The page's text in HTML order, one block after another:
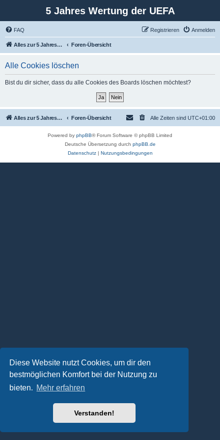
Diese Website nutzt Cookies, um dir den
bestmöglichen Komfort bei der Nutzung zu
bieten. Mehr erfahren
Verstanden!
5 Jahres Wertung der UEFA
FAQ Anmelden
Registrieren
Alles zur 5 Jahreswertung / Tabelle der UEFA mit vielen Statistiken. Foren-Übersicht
Alle Cookies löschen
Bist du dir sicher, dass du alle Cookies des Boards löschen möchtest?
Alles zur 5 Jahreswertung / Tabelle der UEFA mit vielen Statistiken. Foren-Übersicht Alle Zeiten sind UTC+01:00
Powered by phpBB® Forum Software © phpBB Limited
Deutsche Übersetzung durch phpBB.de
Datenschutz| Nutzungsbedingungen